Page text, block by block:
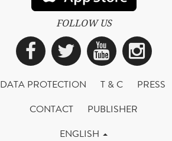
FOLLOW US
Facebook
Twitter
DATA PROTECTION T & C
PRESS
CONTACT
PUBLISHER
ENGLISH